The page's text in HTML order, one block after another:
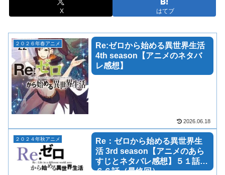
X はてブ
２０２６年春アニメ
Re:ゼロから始める異世界生活
4th season【アニメのネタバ
レ感想】
2026.06.18
２０２４年秋アニメ
Re：ゼロから始める異世界生
活 3rd season【アニメのあら
すじとネタバレ感想】５１話～
６６話（最終回）